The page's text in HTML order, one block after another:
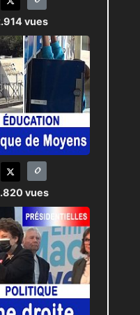
vues
vues